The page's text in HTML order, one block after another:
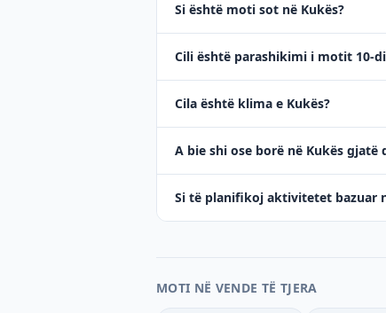
Si është moti sot në Kukës?
Cili është parashikimi i motit 10-
Cila është klima e Kukës?
A bie shi ose borë në Kukës gjatë
Si të planifikoj aktivitetet bazuar
MOTI NË VENDE TË TJERA